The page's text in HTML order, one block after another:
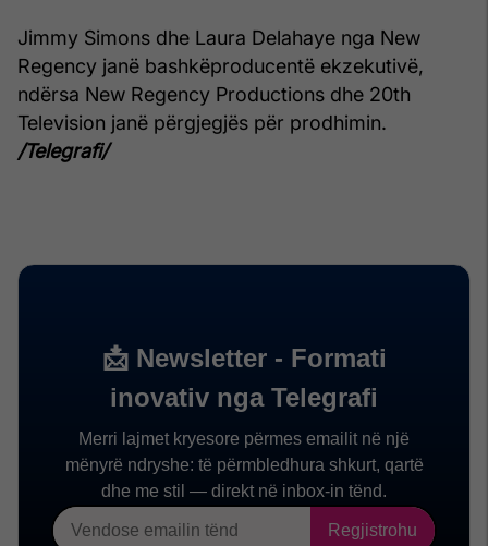
Jimmy Simons dhe Laura Delahaye nga New
Regency janë bashkëproducentë ekzekutivë,
ndërsa New Regency Productions dhe 20th
Television janë përgjegjës për prodhimin.
/Telegrafi/